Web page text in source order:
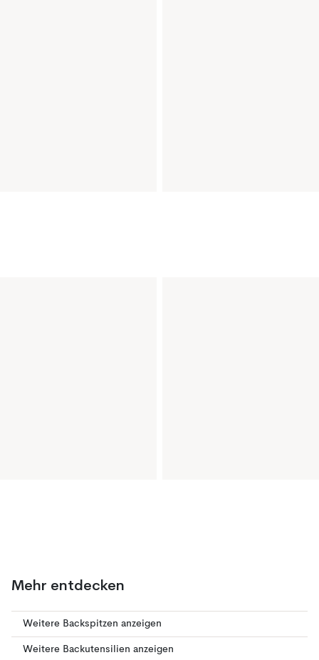
Mehr entdecken
Weitere Backspitzen anzeigen
Weitere Backutensilien anzeigen